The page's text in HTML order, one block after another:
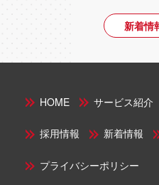
新着情
HOME サービス紹介
採用情報 新着情報
プライバシーポリシー